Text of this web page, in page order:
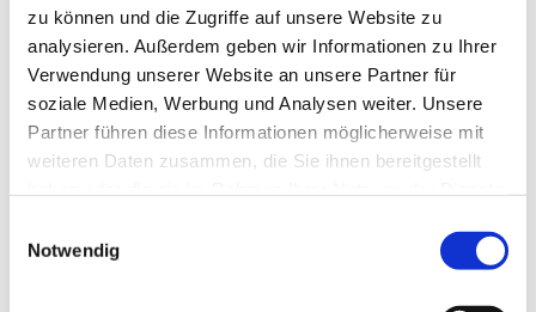
zu können und die Zugriffe auf unsere Website zu
analysieren. Außerdem geben wir Informationen zu Ihrer
Verwendung unserer Website an unsere Partner für
soziale Medien, Werbung und Analysen weiter. Unsere
Partner führen diese Informationen möglicherweise mit
weiteren Daten zusammen, die Sie ihnen bereitgestellt
NotwendigDies könnte Sie auch